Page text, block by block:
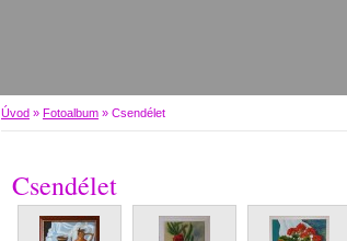
Úvod » Fotoalbum » Csendélet
Csendélet